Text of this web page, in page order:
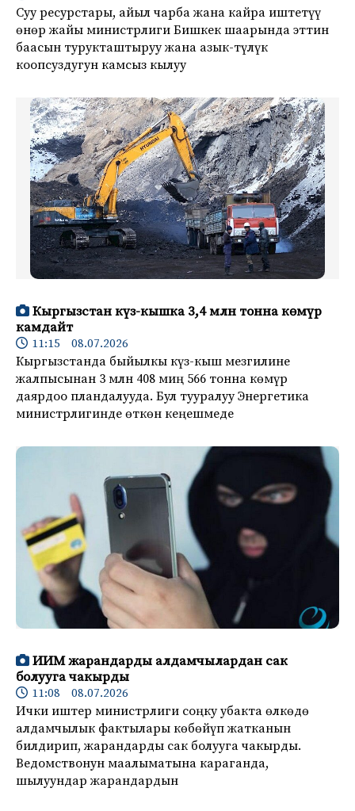
Суу ресурстары, айыл чарба жана кайра иштетүү
өнөр жайы министрлиги Бишкек шаарында эттин
баасын турукташтыруу жана азык-түлүк
коопсуздугун камсыз кылуу
Кыргызстан күз-кышка 3,4 млн тонна көмүр
камдайт
11:15 08.07.2026
Кыргызстанда быйылкы күз-кыш мезгилине
жалпысынан 3 млн 408 миң 566 тонна көмүр
даярдоо пландалууда. Бул тууралуу Энергетика
министрлигинде өткөн кеңешмеде
ИИМ жарандарды алдамчылардан сак
болууга чакырды
11:08 08.07.2026
Ички иштер министрлиги соңку убакта өлкөдө
алдамчылык фактылары көбөйүп жатканын
билдирип, жарандарды сак болууга чакырды.
Ведомствонун маалыматына караганда,
шылуундар жарандардын